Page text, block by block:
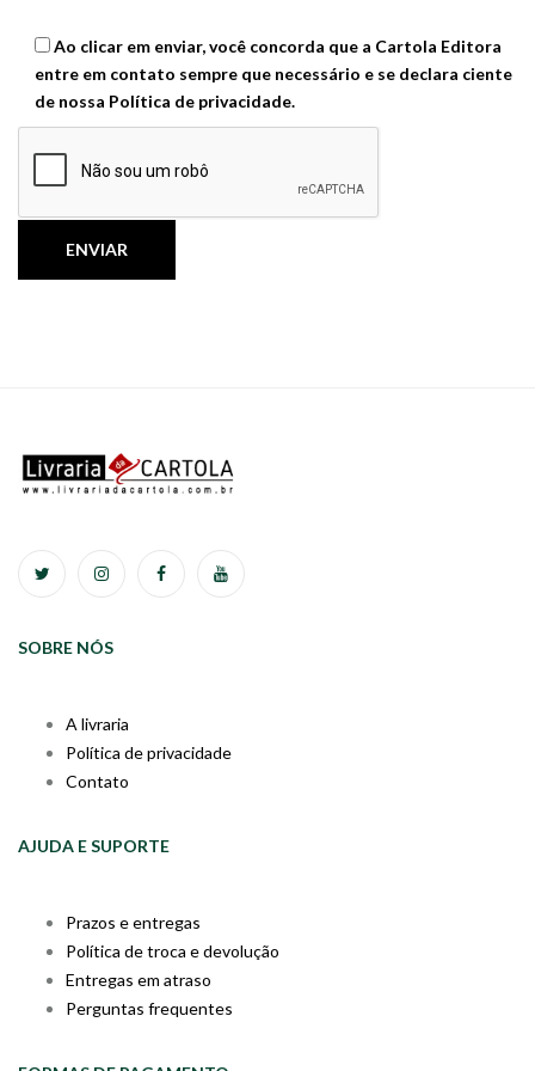
Ao clicar em enviar, você concorda que a Cartola Editora
entre em contato sempre que necessário e se declara ciente
de nossa Política de privacidade.
SOBRE NÓS
A livraria
Política de privacidade
Contato
AJUDA E SUPORTE
Prazos e entregas
Política de troca e devolução
Entregas em atraso
Perguntas frequentes